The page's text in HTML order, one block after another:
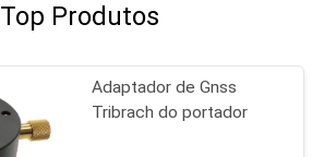
Top Produtos
Adaptador de Gnss
Tribrach do portador